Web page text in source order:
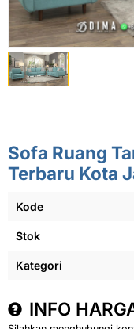
Sofa Ruang
Terbaru Kota
Kode
Stok
Kategori
INFO